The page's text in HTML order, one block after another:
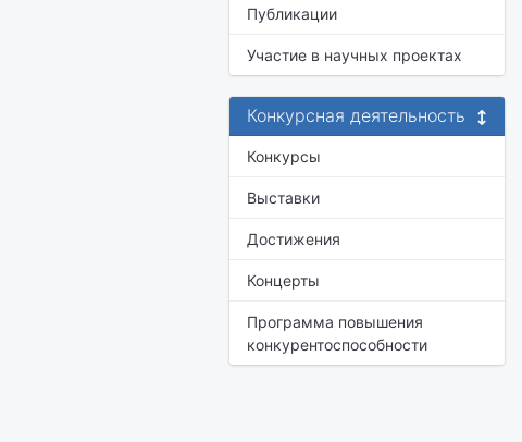
Публикации
Участие в научных проектах
Конкурсная деятельность
Конкурсы
Выставки
Достижения
Концерты
Программа повышения
конкурентоспособности